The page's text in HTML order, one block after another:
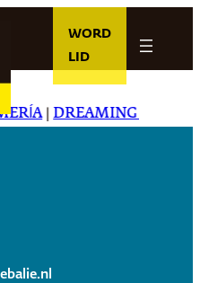
WORD
LID
DREAMING IN JAPANESE